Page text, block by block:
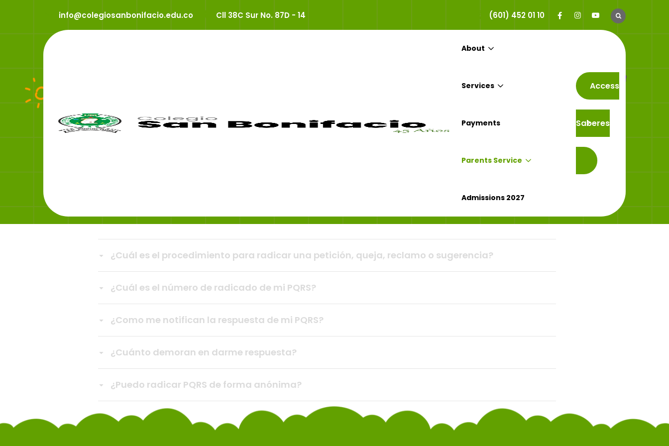
info@colegiosanbonifacio.edu.co Cll 38C Sur No. 87D - 14 (601) 452 01 10
About
Services
Payments
Parents Service
Admissions 2027
Access
Saberes
Peticiones, Quejas Y Reclamos
Peticiones, Quejas Y Reclamos
¿Cuál es el procedimiento para radicar una petición, queja, reclamo o sugerencia?
¿Cuál es el número de radicado de mi PQRS?
¿Como me notifican la respuesta de mi PQRS?
¿Cuánto demoran en darme respuesta?
¿Puedo radicar PQRS de forma anónima?